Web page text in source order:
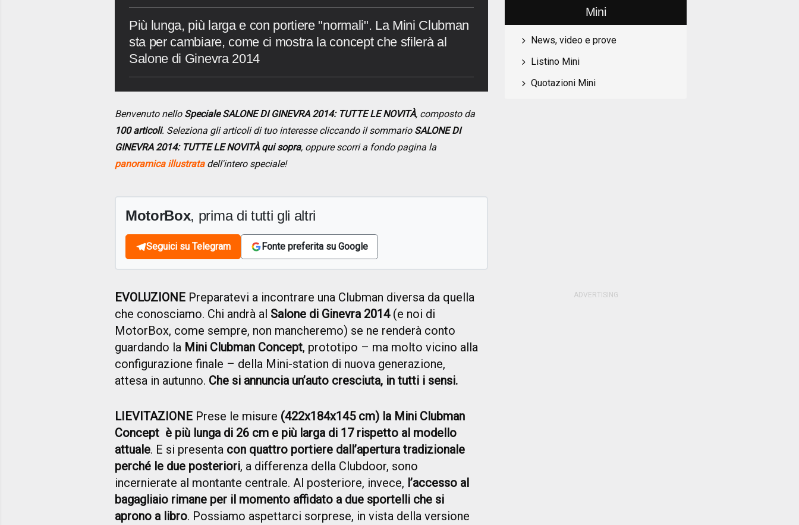
Più lunga, più larga e con portiere "normali". La Mini Clubman
sta per cambiare, come ci mostra la concept che sfilerà al
Salone di Ginevra 2014
Benvenuto nello Speciale SALONE DI GINEVRA 2014: TUTTE LE NOVITÀ, composto da
100 articoli. Seleziona gli articoli di tuo interesse cliccando il sommario SALONE DI
GINEVRA 2014: TUTTE LE NOVITÀ qui sopra, oppure scorri a fondo pagina la
panoramica illustratadell'intero speciale!
MotorBox, prima di tutti gli altri
Seguici su Telegram Fonte preferita su Google
EVOLUZIONE Preparatevi a incontrare una Clubman diversa da quella
che conosciamo. Chi andrà al Salone di Ginevra 2014(e noi di
MotorBox, come sempre, non mancheremo) se ne renderà conto
guardando la Mini Clubman Concept, prototipo – ma molto vicino alla
configurazione finale – della Mini-station di nuova generazione,
attesa in autunno. Che si annuncia un’auto cresciuta, in tutti i sensi.
LIEVITAZIONE Prese le misure (422x184x145 cm) la Mini Clubman
Concept è più lunga di 26 cm e più larga di 17 rispetto al modello
attuale. E si presenta con quattro portiere dall’apertura tradizionale
perché le due posteriori, a differenza della Clubdoor, sono
incernierate al montante centrale. Al posteriore, invece, l’accesso al
bagagliaio rimane per il momento affidato a due sportelli che si
aprono a libro. Possiamo aspettarci sorprese, in vista della versione
Mini
News, video e prove
Listino Mini
Quotazioni Mini